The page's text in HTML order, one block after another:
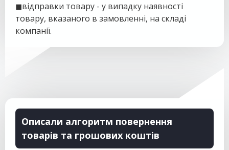
◼відправки товару - у випадку наявності
товару, вказаного в замовленні, на складі
компанії.
Описали алгоритм повернення
товарів та грошових коштів